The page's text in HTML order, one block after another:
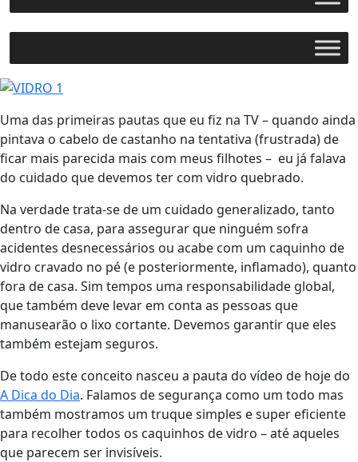
Uma das primeiras pautas que eu fiz na TV – quando ainda
pintava o cabelo de castanho na tentativa (frustrada) de
ficar mais parecida mais com meus filhotes – eu já falava
do cuidado que devemos ter com vidro quebrado.
Na verdade trata-se de um cuidado generalizado, tanto
dentro de casa, para assegurar que ninguém sofra
acidentes desnecessários ou acabe com um caquinho de
vidro cravado no pé (e posteriormente, inflamado), quanto
fora de casa. Sim tempos uma responsabilidade global,
que também deve levar em conta as pessoas que
manusearão o lixo cortante. Devemos garantir que eles
também estejam seguros.
De todo este conceito nasceu a pauta do vídeo de hoje do
A Dica do Dia. Falamos de segurança como um todo mas
também mostramos um truque simples e super eficiente
para recolher todos os caquinhos de vidro – até aqueles
que parecem ser invisíveis.